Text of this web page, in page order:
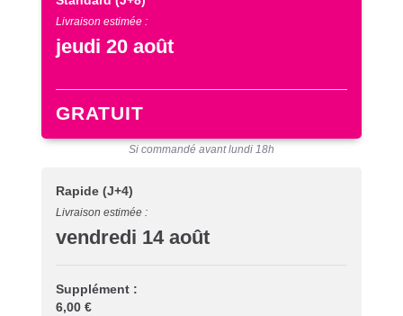
Livraison estimée :
jeudi 20 août
GRATUIT
Si commandé avant lundi 18h
Rapide (J+4)
Livraison estimée :
vendredi 14 août
Supplément :
6,00 €